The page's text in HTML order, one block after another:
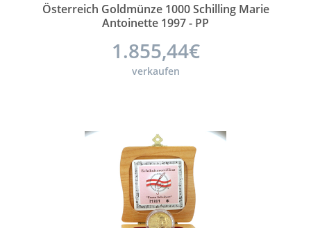
Österreich Goldmünze 1000 Schilling Marie
Antoinette 1997 - PP
1.855,44€
verkaufen